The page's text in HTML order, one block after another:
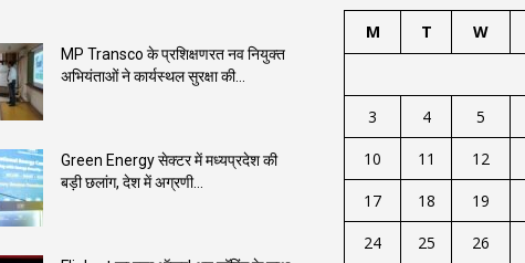
MP Transco के प्रशिक्षणरत नव नियुक्त
अभियंताओं ने कार्यस्थल सुरक्षा की...
Green Energy सेक्टर में मध्यप्रदेश की
बड़ी छलांग, देश में अग्रणी...
M T W
3
4 5
10
11 12
17
18 19
24
25 26